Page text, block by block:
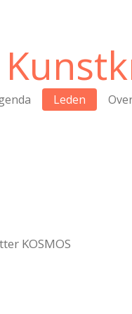
Leden
KOSMOS